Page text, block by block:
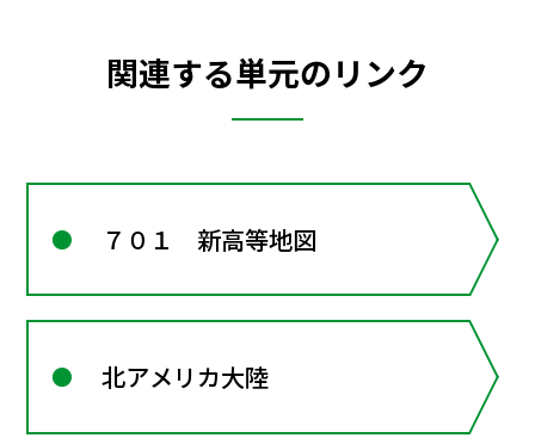
関連する単元のリンク
７０１ 新高等地図
北アメリカ大陸